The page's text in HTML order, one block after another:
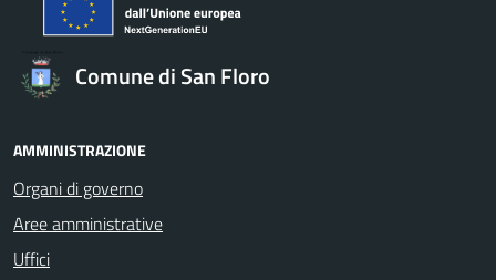
Comune di San Floro
AMMINISTRAZIONE
Organi di governo
Aree amministrative
Uffici